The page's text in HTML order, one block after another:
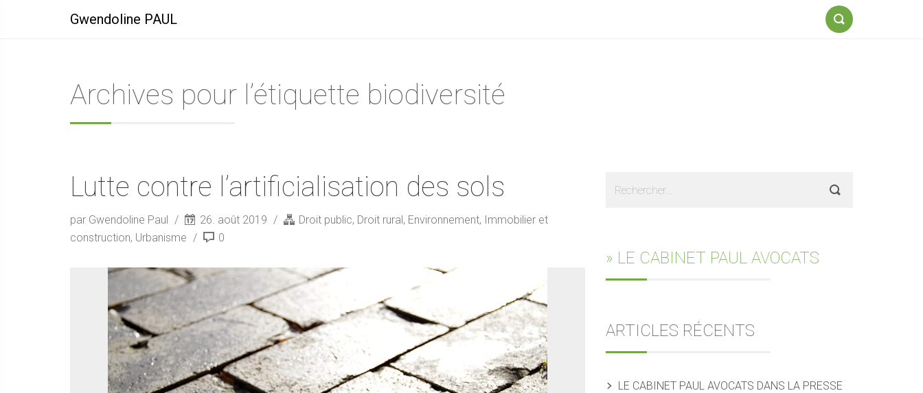
Gwendoline PAUL
Archives pour l’étiquette biodiversité
Lutte contre l’artificialisation des sols
par Gwendoline Paul 26. août 2019 Droit public, Droit rural, Environnement, Immobilier et
construction, Urbanisme 0
Sidebar
» LE CABINET PAUL AVOCATS
ARTICLES RÉCENTS
LE CABINET PAUL AVOCATS DANS LA PRESSE